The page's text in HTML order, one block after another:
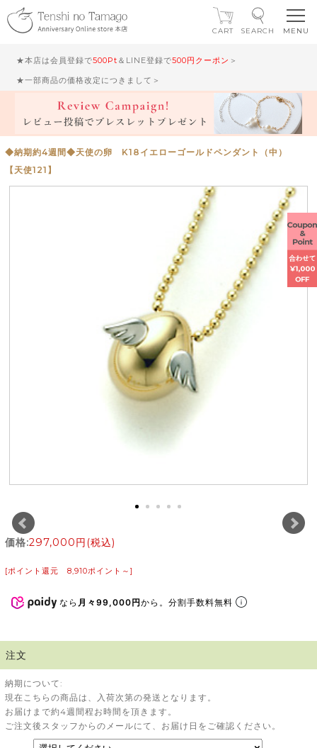
★本店は会員登録で500Pt ＆LINE登録で500円クーポン ＞
★一部商品の価格改定につきまして＞
CART SEARCH
◆納期約4週間◆天使の卵 K18イエローゴールドペンダント（中）
【天使121】
価格:297,000円 (税込)
[ポイント還元 8,910ポイント～]
なら 月々99,000円から。分割手数料無料
注文
納期について:
現在こちらの商品は、入荷次第の発送となります。
お届けまで約4週間程お時間を頂きます。
ご注文後スタッフからのメールにて、お届け日をご確認ください。